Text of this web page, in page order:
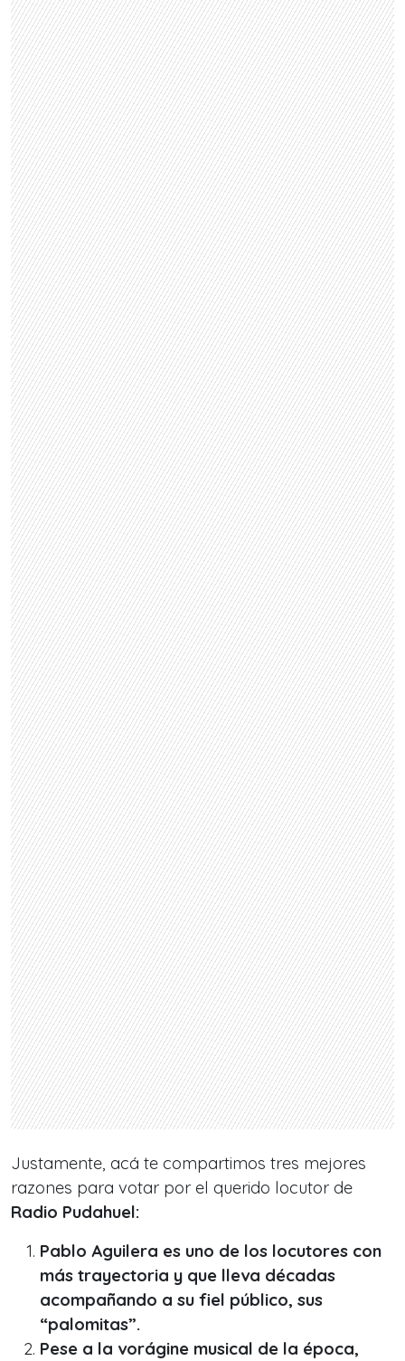
Justamente, acá te compartimos tres mejores
razones para votar por el querido locutor de
Radio Pudahuel:
Pablo Aguilera es uno de los locutores con
más trayectoria y que lleva décadas
acompañando a su fiel público, sus
“palomitas”.
Pese a la vorágine musical de la época,